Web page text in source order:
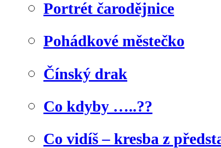
Portrét čarodějnice
Pohádkové městečko
Čínský drak
Co kdyby …..??
Co vidíš – kresba z